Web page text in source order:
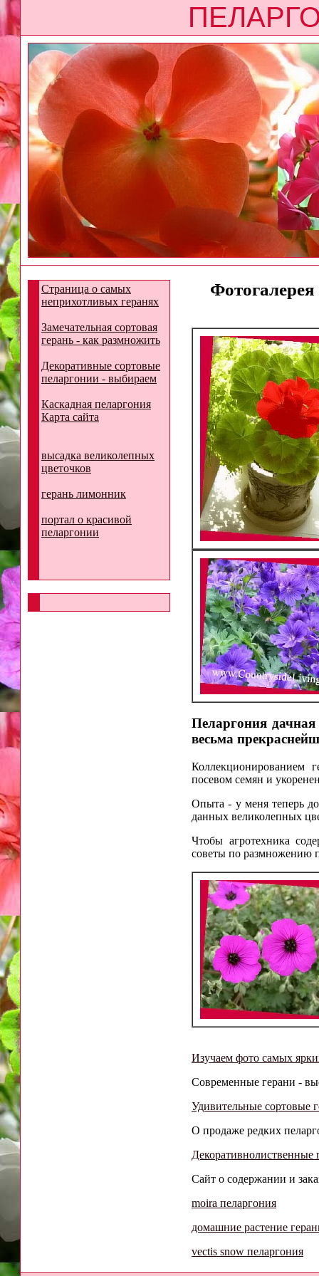
Страница о самых
неприхотливых геранях
Замечательная сортовая
герань - как размножить
Декоративные сортовые
пеларгонии - выбираем
Каскадная пеларгония
Карта сайта
высадка великолепных
цветочков
герань лимонник
портал о красивой
пеларгонии
Фотогалерея
Пеларгония
весьма
Коллекционированием
посевом семян и
Опыта - у меня теперь
данных великолепных
Чтобы агротехника
советы по размножению
Изучаем фото самых
Современные герани -
Удивительные сортовые
О продаже редких
Декоративнолиственные
Сайт о содержании и
moira пеларгония
домашние растение
vectis snow пеларгония